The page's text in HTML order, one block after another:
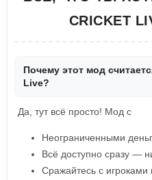
CRICKET
Почему этот мод
Live?
Да, тут всё просто! Мод с
Неограниченными
Всё доступно сразу —
Сражайтесь с